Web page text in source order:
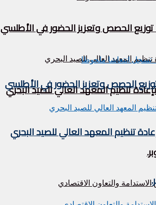
توزيع الحصص وتعزيز الحضور في الأطلسي
تنظيم المعهد العالي للصيد البحري
الحصص وتعزيز الحضور في الأطلسي
تنظيم المعهد العالي للصيد البحري